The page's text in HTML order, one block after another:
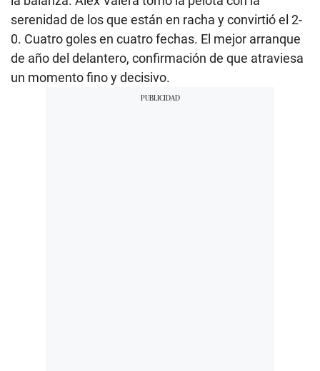
serenidad de los que están en racha y convirtió el 2-
0. Cuatro goles en cuatro fechas. El mejor arranque
de año del delantero, confirmación de que atraviesa
un momento fino y decisivo.